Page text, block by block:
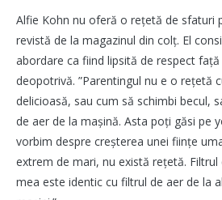
Alfie Kohn nu oferă o reţetă de sfaturi
revistă de la magazinul din colț. El
abordare ca fiind lipsită de respect
deopotrivă. ”Parentingul nu e o reţetă
delicioasă, sau cum să schimbi becul,
de aer de la mașină. Asta poţi găsi pe
vorbim despre creşterea unei fiinţe
extrem de mari, nu există rețetă. Filtrul
mea este identic cu filtrul de aer de la